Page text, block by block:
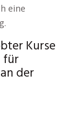
eine
Kurse
für
der